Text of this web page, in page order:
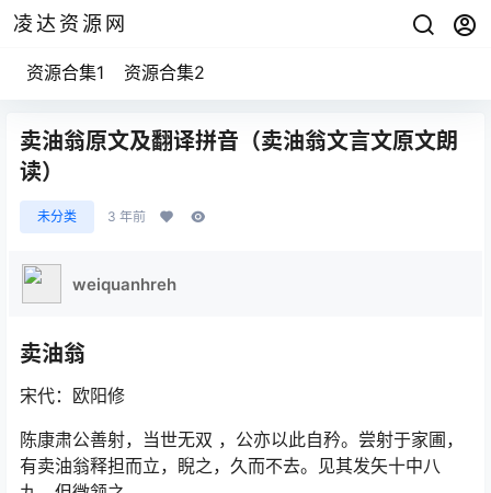
凌达资源网
资源合集1 资源合集2
卖油翁原文及翻译拼音（卖油翁文言文原文朗
读）
未分类 3 年前
weiquanhreh
卖油翁
宋代：欧阳修
陈康肃公善射，当世无双 ，公亦以此自矜。尝射于家圃，
有卖油翁释担而立，睨之，久而不去。见其发矢十中八